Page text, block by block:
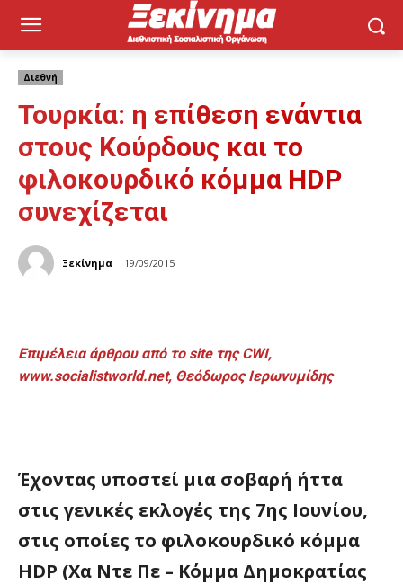
Διεθνή
Τουρκία: η επίθεση ενάντια
στους Κούρδους και το
φιλοκουρδικό κόμμα HDP
συνεχίζεται
Ξεκίνημα 19/09/2015
Επιμέλεια άρθρου από το siteτηςCWI,
www.socialistworld.net, Θεόδωρος Ιερωνυμίδης
Έχοντας υποστεί μια σοβαρή ήττα
στις γενικές εκλογές της 7ης Ιουνίου,
στις οποίες το φιλοκουρδικό κόμμα
HDP (Χα Ντε Πε – Κόμμα Δημοκρατίας